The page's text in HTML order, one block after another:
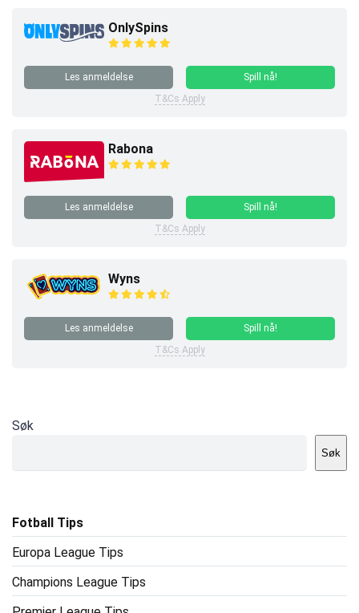
OnlySpins
Les anmeldelse
Spill nå!
T&Cs Apply
Rabona
Les anmeldelse
Spill nå!
T&Cs Apply
Wyns
Les anmeldelse
Spill nå!
T&Cs Apply
Søk
Søk
Fotball Tips
Europa League Tips
Champions League Tips